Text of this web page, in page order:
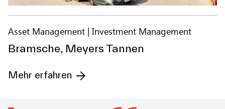
Asset Management Investment Management
Bramsche, Meyers Tannen
Mehr erfahren